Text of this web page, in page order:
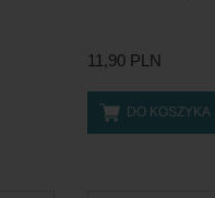
11,90 PLN
DO KOSZYKA